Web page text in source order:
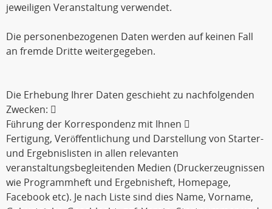
jeweiligen Veranstaltung verwendet.
Die personenbezogenen Daten werden auf keinen Fall
an fremde Dritte weitergegeben.
Die Erhebung Ihrer Daten geschieht zu nachfolgenden
Zwecken: 
Führung der Korrespondenz mit Ihnen 
Fertigung, Veröffentlichung und Darstellung von Starter-
und Ergebnislisten in allen relevanten
veranstaltungsbegleitenden Medien (Druckerzeugnissen
wie Programmheft und Ergebnisheft, Homepage,
Facebook etc). Je nach Liste sind dies Name, Vorname,